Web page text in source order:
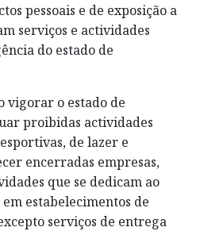
pessoais e de exposição a
serviços e actividades
do estado de
vigorar o estado de
proibidas actividades
de lazer e
encerradas empresas,
que se dedicam ao
estabelecimentos de
serviços de entrega